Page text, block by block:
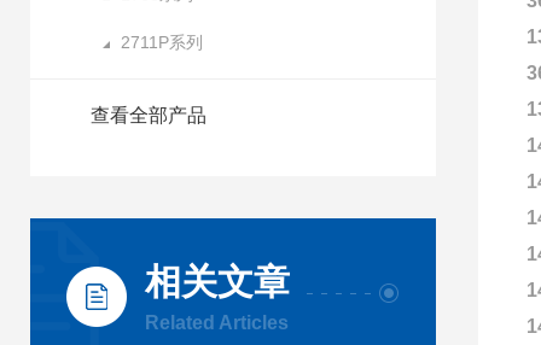
2711P系列
查看全部产品
相关文章
Related Articles